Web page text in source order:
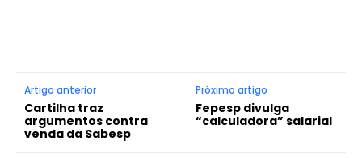
Artigo anterior
Cartilha traz
argumentos contra
venda da Sabesp
Próximo artigo
Fepesp divulga
“calculadora” salarial